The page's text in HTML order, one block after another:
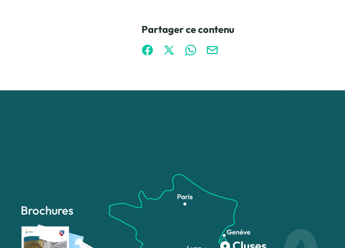
Partager ce contenu
Partager sur Facebook (nouvelle fenêtre)
Partager sur X / Twitter (nouvelle fenêtre)
Partager sur WhatsApp
Partager par mail
Brochures